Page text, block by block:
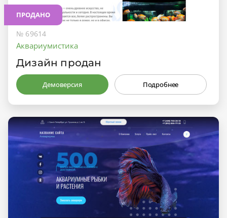
ПРОДАНО
№ 69614
Аквариумистика
Дизайн продан
Демоверсия Подробнее